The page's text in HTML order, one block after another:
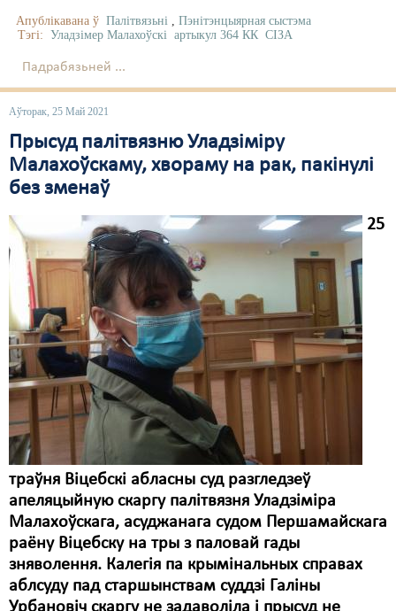
Апублікавана ў Палітвязьні , Пэнітэнцыярная сыстэма
Тэгі: Уладзімер Малахоўскі артыкул 364 КК СІЗА
Падрабязьней ...
Аўторак, 25 Май 2021
Прысуд палітвязню Уладзіміру
Малахоўскаму, хвораму на рак, пакінулі
без зменаў
25
траўня Віцебскі абласны суд разгледзеў
апеляцыйную скаргу палітвязня Уладзіміра
Малахоўскага, асуджанага судом Першамайскага
раёну Віцебску на тры з паловай гады
зняволення. Калегія па крымінальных справах
аблсуду пад старшынствам суддзі Галіны
Урбановіч скаргу не задаволіла і прысуд не